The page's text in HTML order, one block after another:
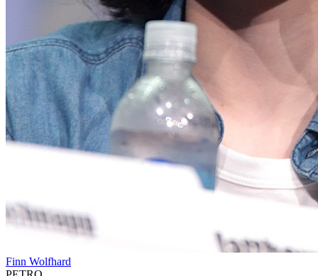
Finn Wolfhard